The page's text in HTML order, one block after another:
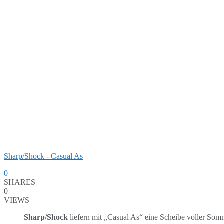
Sharp/Shock - Casual As
0
SHARES
0
VIEWS
Sharp/Shock liefern mit „Casual As“ eine Scheibe voller